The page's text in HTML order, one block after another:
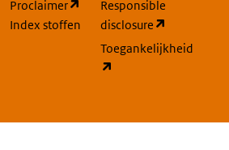
Proclaimer
(opent in een nieuw tabblad)
Index stoffen
Responsible
disclosure
Toegankelijkheid